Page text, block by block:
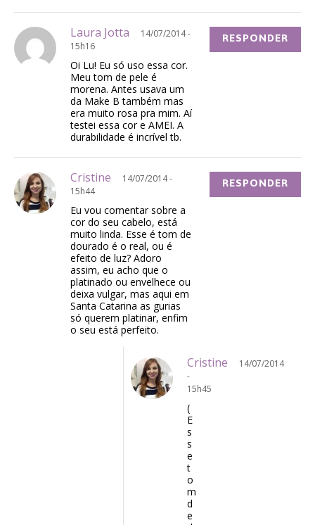
Laura Jotta
14/07/2014 -
15h16
Oi Lu! Eu só uso essa cor.
Meu tom de pele é
morena. Antes usava um
da Make B também mas
era muito rosa pra mim. Aí
testei essa cor e AMEI. A
durabilidade é incrível tb.
RESPONDER
Cristine
14/07/2014 -
15h44
Eu vou comentar sobre a
cor do seu cabelo, está
muito linda. Esse é tom de
dourado é o real, ou é
efeito de luz? Adoro
assim, eu acho que o
platinado ou envelhece ou
deixa vulgar, mas aqui em
Santa Catarina as gurias
só querem platinar, enfim
o seu está perfeito.
RESPONDER
Cristine
14/07/2014
-
15h45
(
E
s
s
e
t
o
m
d
e